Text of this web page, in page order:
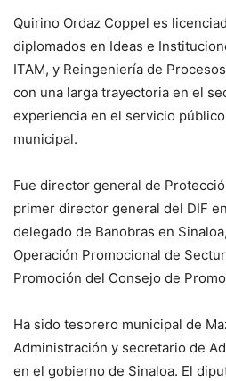
Quirino Ordaz Coppel es
diplomados en Ideas e
ITAM, y Reingeniería de
con una larga trayectoria en el
experiencia en el servicio
municipal.
Fue director general de
primer director general del DIF
delegado de Banobras en
Operación Promocional de
Promoción del Consejo de
Ha sido tesorero municipal de
Administración y secretario de
en el gobierno de Sinaloa. El